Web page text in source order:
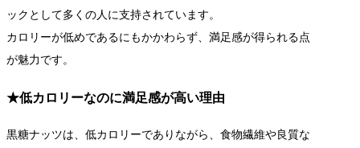
ックとして多くの人に支持されています。
カロリーが低めであるにもかかわらず、満足感が得られる点
が魅力です。
★低カロリーなのに満足感が高い理由
黒糖ナッツは、低カロリーでありながら、食物繊維や良質な